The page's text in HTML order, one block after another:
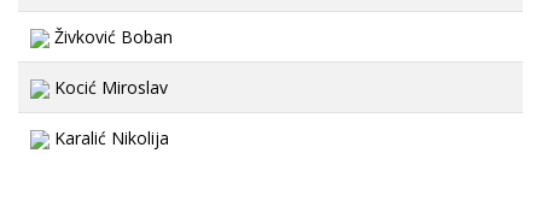
Živković Boban
Kocić Miroslav
Karalić Nikolija